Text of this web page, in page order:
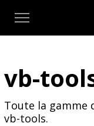
vb-
Toute la gamme
vb-tools.